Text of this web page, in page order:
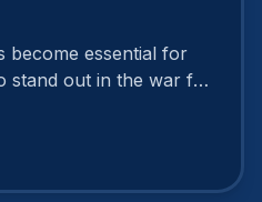
become essential for
stand out in the war for